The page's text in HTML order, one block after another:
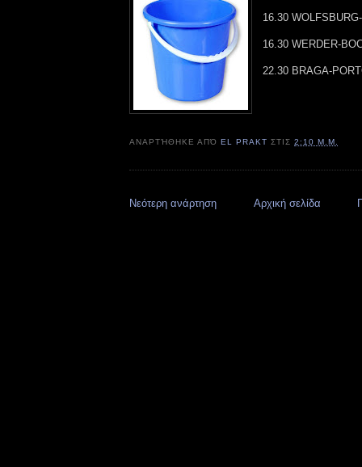
16.30
16.30 WERDER-
22.30 BRAGA-
ΑΝΑΡΤΉΘΗΚΕ ΑΠΌEL PRAKT ΣΤΙΣ2:10 Μ.Μ.
Νεότερη ανάρτηση Αρχική σελίδα